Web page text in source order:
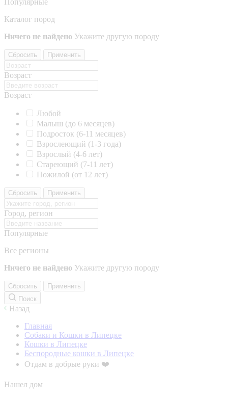
Популярные
Каталог пород
Ничего не найдено Укажите другую породу
Сбросить Применить
Возраст
Возраст
Любой
Малыш (до 6 месяцев)
Подросток (6-11 месяцев)
Взрослеющий (1-3 года)
Взрослый (4-6 лет)
Стареющий (7-11 лет)
Пожилой (от 12 лет)
Сбросить Применить
Город, регион
Популярные
Все регионы
Ничего не найдено Укажите другую породу
Сбросить
Применить
Поиск
Назад
Главная
Собаки и Кошки в Липецке
Кошки в Липецке
Беспородные кошки в Липецке
Отдам в добрые руки ❤️
Нашел дом